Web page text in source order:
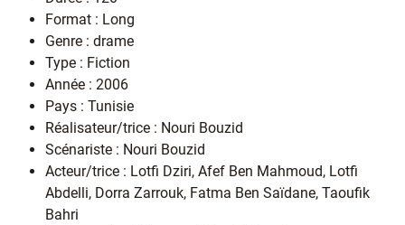
Format : Long
Genre : drame
Type : Fiction
Année : 2006
Pays : Tunisie
Réalisateur/trice : Nouri Bouzid
Scénariste : Nouri Bouzid
Acteur/trice : Lotfi Dziri, Afef Ben Mahmoud, Lotfi
Abdelli, Dorra Zarrouk, Fatma Ben Saïdane, Taoufik
Bahri